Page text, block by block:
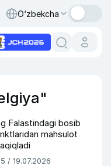
O‘zbekcha
Falastindagi bosib
mahsulot
/ 19.07.2026